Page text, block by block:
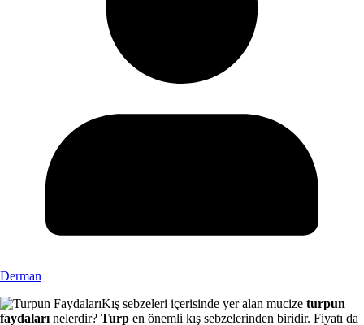
Derman
Kış sebzeleri içerisinde yer alan mucize turpun
faydaları nelerdir? Turp en önemli kış sebzelerinden biridir. Fiyatı da